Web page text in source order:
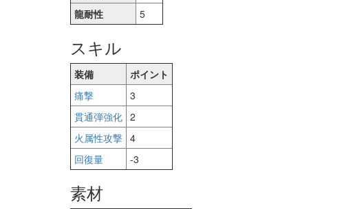
龍耐性
5
スキル
装備
ポイント
痛撃
3
貫通弾強化 2
火属性攻撃 4
回復量
-3
素材